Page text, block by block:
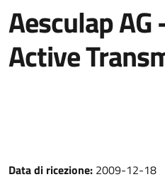
Aesculap
Active
Data di ricezione: 2009-12-18